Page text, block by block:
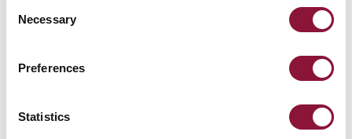
Selection
Necessary
Preferences
Statistics